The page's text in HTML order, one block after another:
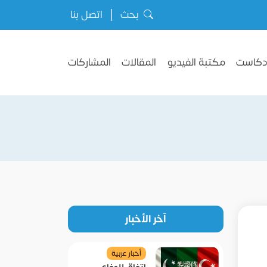
بحث اتصل بنا
مكتبة الفيديو المقالات المشاركات
آخر الأخبار
أخبار عربية